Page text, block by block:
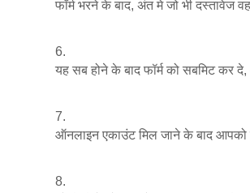
फॉर्म भरने के बाद, अंत मे जो भी दस्तावेज
यह सब होने के बाद फॉर्म को सबमिट
ऑनलाइन एकाउंट मिल जाने के बाद आपको